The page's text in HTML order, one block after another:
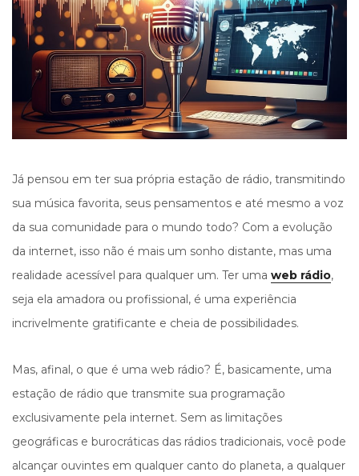
Já pensou em ter sua própria estação de rádio, transmitindo
sua música favorita, seus pensamentos e até mesmo a voz
da sua comunidade para o mundo todo? Com a evolução
da internet, isso não é mais um sonho distante, mas uma
realidade acessível para qualquer um. Ter uma web rádio,
seja ela amadora ou profissional, é uma experiência
incrivelmente gratificante e cheia de possibilidades.
Mas, afinal, o que é uma web rádio? É, basicamente, uma
estação de rádio que transmite sua programação
exclusivamente pela internet. Sem as limitações
geográficas e burocráticas das rádios tradicionais, você pode
alcançar ouvintes em qualquer canto do planeta, a qualquer